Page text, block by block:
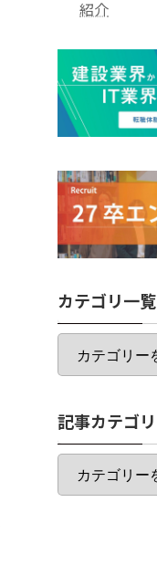
紹介
カテゴリ一覧
カ
ゴ
一
覧
記事カテゴリ
記
カ